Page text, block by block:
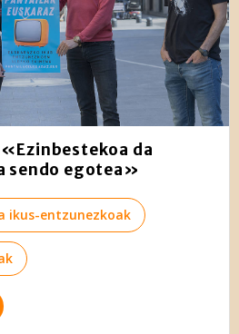
da
sendo egotea»
ikus-entzunezkoak